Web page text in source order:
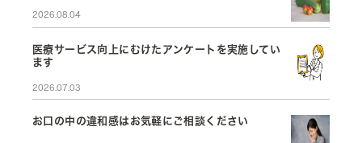
2026.08.04
医療サービス向上にむけたアンケートを実施してい
ます
2026.07.03
お口の中の違和感はお気軽にご相談ください